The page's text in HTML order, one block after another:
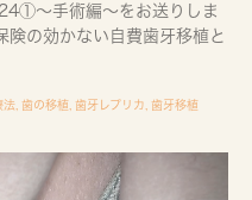
～手術編～をお送りしま
の効かない自費歯牙移植と
法 歯の移植 歯牙レプリカ 歯牙移植